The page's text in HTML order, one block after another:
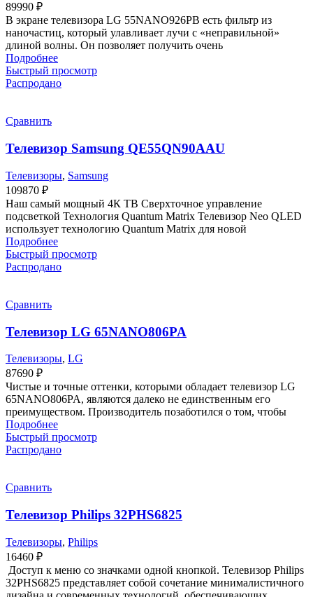
89990 ₽
В экране телевизора LG 55NANO926PB есть фильтр из
наночастиц, который улавливает лучи с «неправильной»
длиной волны. Он позволяет получить очень
Подробнее
Быстрый просмотр
Распродано
Сравнить
Телевизор Samsung QE55QN90AAU
Телевизоры, Samsung
109870 ₽
Наш самый мощный 4К ТВ Сверхточное управление
подсветкой Технология Quantum Matrix Телевизор Neo QLED
использует технологию Quantum Matrix для новой
Подробнее
Быстрый просмотр
Распродано
Сравнить
Телевизор LG 65NANO806PA
Телевизоры, LG
87690 ₽
Чистые и точные оттенки, которыми обладает телевизор LG
65NANO806PA, являются далеко не единственным его
преимуществом. Производитель позаботился о том, чтобы
Подробнее
Быстрый просмотр
Распродано
Сравнить
Телевизор Philips 32PHS6825
Телевизоры, Philips
16460 ₽
Доступ к меню со значками одной кнопкой. Телевизор Philips
32PHS6825 представляет собой сочетание минималистичного